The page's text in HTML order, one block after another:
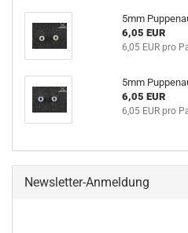
5mm
6,05 EUR
6,05 EUR pro
5mm
6,05 EUR
6,05 EUR pro
Newsletter-Anmeldung